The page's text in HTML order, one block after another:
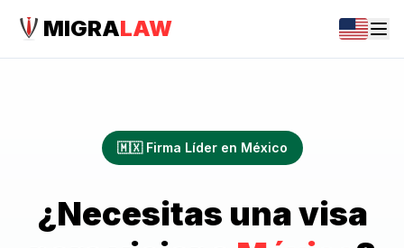
MIGRALAW
🇲🇽 Firma Líder en México
¿Necesitas una visa